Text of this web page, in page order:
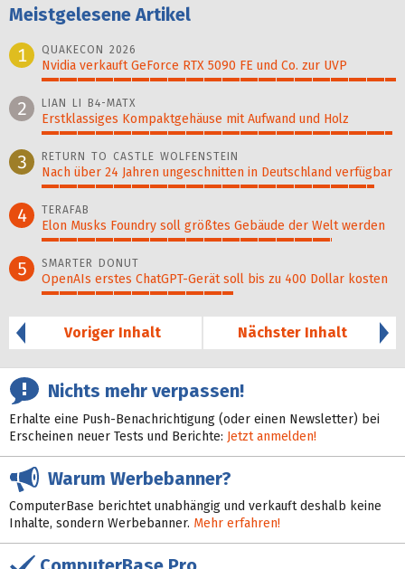
Meistgelesene Artikel
1
QUAKECON 2026
Nvidia verkauft GeForce RTX 5090 FE und Co. zur UVP
2 LIAN LI B4-MATX
Erstklassiges Kompaktgehäuse mit Aufwand und Holz
3 RETURN TO CASTLE WOLFENSTEIN
Nach über 24 Jahren ungeschnitten in Deutschland verfügbar
4 TERAFAB
Elon Musks Foundry soll größ­tes Gebäude der Welt werden
5 SMARTER DONUT
OpenAIs erstes ChatGPT-Gerät soll bis zu 400 Dollar kosten
Voriger Inhalt
Nächster Inhalt
Nichts mehr verpassen!
Erhalte eine Push-Benachrichtigung (oder einen Newsletter) bei
Erscheinen neuer Tests und Berichte: Jetzt anmelden!
Warum Werbebanner?
ComputerBase berichtet unabhängig und verkauft deshalb keine
Inhalte, sondern Werbebanner. Mehr erfahren!